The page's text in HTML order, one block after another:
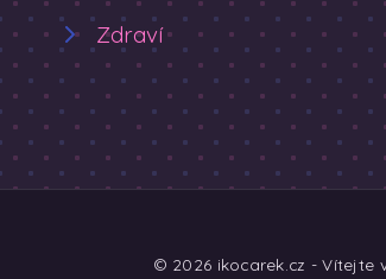
Zdraví
© 2026 ikocarek.cz - Vítejte